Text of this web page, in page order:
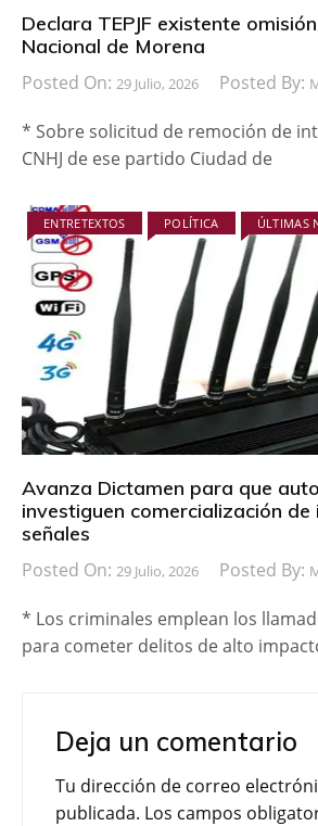
Declara TEPJF existente
Nacional de Morena
Posted On: 29 Julio, 2026 Posted By:
* Sobre solicitud de remoción de
CNHJ de ese partido Ciudad de
ENTRETEXTOS POLÍTICA ÚLTIMAS
Avanza Dictamen para que
investiguen comercialización de
señales
Posted On: 29 Julio, 2026 Posted By:
* Los criminales emplean los
para cometer delitos de alto
Deja un comentario
Tu dirección de correo
publicada. Los campos